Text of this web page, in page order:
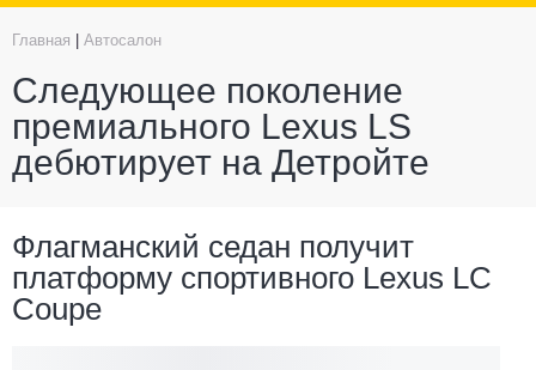
Главная Автосалон
Следующее поколение
премиального Lexus LS
дебютирует на Детройте
Флагманский седан получит
платформу спортивного Lexus LC
Coupe